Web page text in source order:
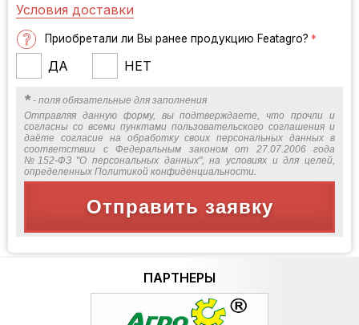
Условия доставки
Приобретали ли Вы ранее продукцию Featagro? *
ДА НЕТ
*- поля обязательные для заполнения
Отправляя данную форму, вы подтверждаете, что прочли и
согласны со всеми пунктами пользовательского соглашения и
даёте согласие на обработку своих персональных данных в
соответствии с Федеральным законом от 27.07.2006 года
№152-ФЗ "О персональных данных", на условиях и для целей,
определенных Политикой конфиденциальности.
Отправить заявку
ПАРТНЕРЫ